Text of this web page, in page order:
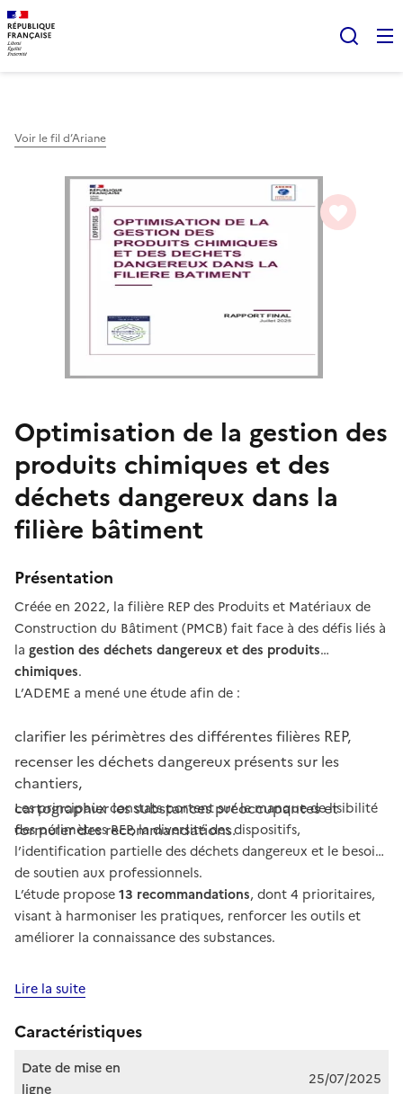
Voir le fil d’Ariane
favorite
Optimisation de la gestion des
produits chimiques et des
déchets dangereux dans la
filière bâtiment
Présentation
Créée en 2022, la filière REP des Produits et Matériaux de
Construction du Bâtiment (PMCB) fait face à des défis liés à
la gestion des déchets dangereux et des produits
chimiques.
L’ADEME a mené une étude afin de :
clarifier les périmètres des différentes filières REP,
recenser les déchets dangereux présents sur les
chantiers,
cartographier les substances préoccupantes et
formuler des recommandations.
Les principaux constats portent sur le manque de lisibilité
des périmètres REP, la diversité des dispositifs,
l’identification partielle des déchets dangereux et le besoin
de soutien aux professionnels.
L’étude propose13 recommandations, dont 4 prioritaires,
visant à harmoniser les pratiques, renforcer les outils et
améliorer la connaissance des substances.
Lire la suite
Caractéristiques
Date de mise en
ligne
25/07/2025
Gestion des cookies